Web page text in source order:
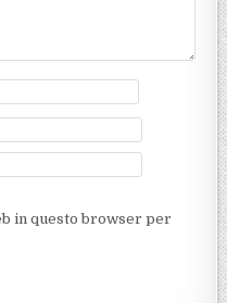
in questo browser per